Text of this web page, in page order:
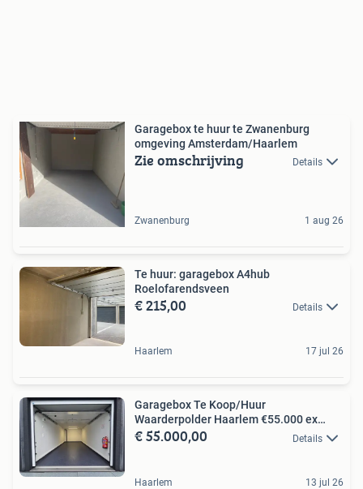
Garagebox te huur te Zwanenburg
omgeving Amsterdam/Haarlem
Zie omschrijving Details
Zwanenburg 1 aug 26
Te huur: garagebox A4hub
Roelofarendsveen
€ 215,00 Details
Haarlem 17 jul 26
Garagebox Te Koop/Huur
Waarderpolder Haarlem €55.000 ex
BTW
€ 55.000,00 Details
Haarlem 13 jul 26